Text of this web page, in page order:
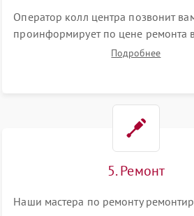
Оператор колл центра позвонит
проинформирует по цене ремонта
усилителя а также ответит на все
Подробнее
5. Ремонт
Наши мастера по ремонту